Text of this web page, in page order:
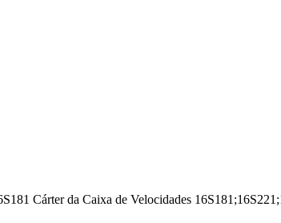
Cárter da Caixa de Velocidades